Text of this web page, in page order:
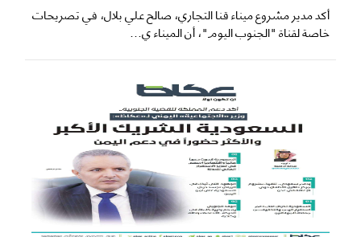
​أكد مدير مشروع ميناء قنا التجاري، صالح علي بلال، في تصريحات
خاصة لقناة "الجنوب اليوم"، أن الميناء ي...